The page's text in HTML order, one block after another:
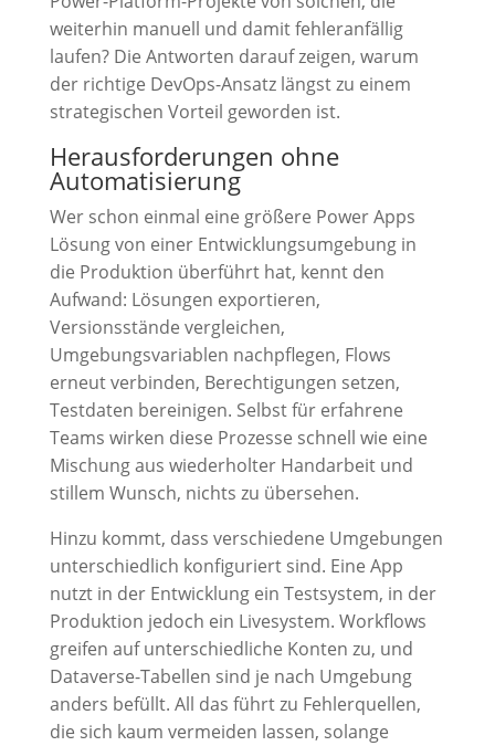
weiterhin manuell und damit fehleranfällig
laufen? Die Antworten darauf zeigen, warum
der richtige DevOps-Ansatz längst zu einem
strategischen Vorteil geworden ist.
Herausforderungen ohne
Automatisierung
Wer schon einmal eine größere Power Apps
Lösung von einer Entwicklungsumgebung in
die Produktion überführt hat, kennt den
Aufwand: Lösungen exportieren,
Versionsstände vergleichen,
Umgebungsvariablen nachpflegen, Flows
erneut verbinden, Berechtigungen setzen,
Testdaten bereinigen. Selbst für erfahrene
Teams wirken diese Prozesse schnell wie eine
Mischung aus wiederholter Handarbeit und
stillem Wunsch, nichts zu übersehen.
Hinzu kommt, dass verschiedene Umgebungen
unterschiedlich konfiguriert sind. Eine App
nutzt in der Entwicklung ein Testsystem, in der
Produktion jedoch ein Livesystem. Workflows
greifen auf unterschiedliche Konten zu, und
Dataverse-Tabellen sind je nach Umgebung
anders befüllt. All das führt zu Fehlerquellen,
die sich kaum vermeiden lassen, solange